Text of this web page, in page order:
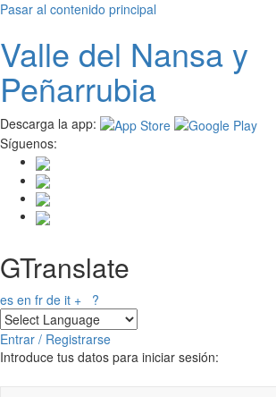
Pasar al contenido principal
Valle del Nansay
Peñarrubia
Descarga la app:
Síguenos:
GTranslate
es en fr de it + ?
Entrar / Registrarse
Introduce tus datos para iniciar sesión: